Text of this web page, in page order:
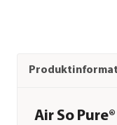
Air So